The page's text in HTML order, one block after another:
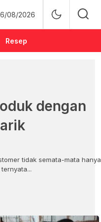
08/2026
Resep
dengan
tidak semata-mata hanya